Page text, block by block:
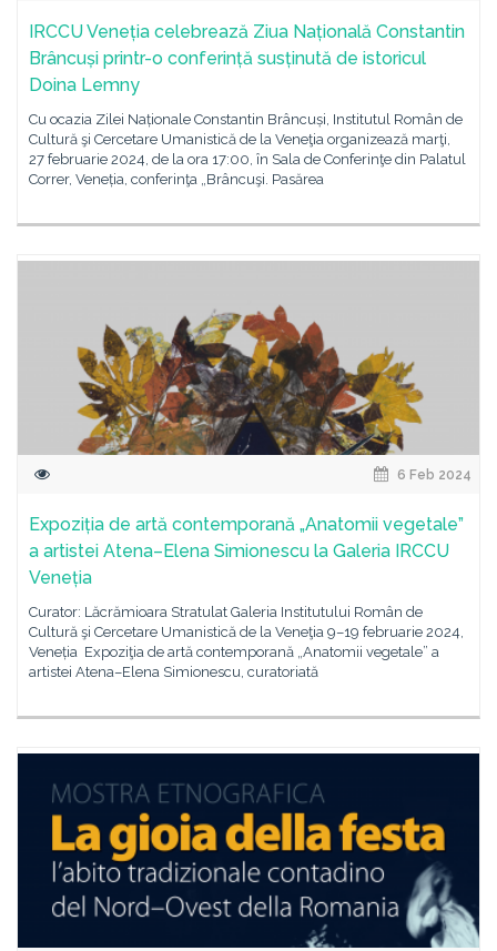
IRCCU Veneția celebrează Ziua Națională Constantin
Brâncuși printr-o conferință susținută de istoricul
Doina Lemny
Cu ocazia Zilei Naționale Constantin Brâncuși, Institutul Român de
Cultură şi Cercetare Umanistică de la Veneţia organizează marţi,
27 februarie 2024, de la ora 17:00, în Sala de Conferinţe din Palatul
Correr, Veneția, conferinţa „Brâncuşi. Pasărea
6 Feb 2024
Expoziția de artă contemporană „Anatomii vegetale”
a artistei Atena–Elena Simionescu la Galeria IRCCU
Veneția
Curator: Lăcrămioara Stratulat Galeria Institutului Român de
Cultură şi Cercetare Umanistică de la Veneţia 9–19 februarie 2024,
Veneția Expoziţia de artă contemporană „Anatomii vegetale” a
artistei Atena–Elena Simionescu, curatoriată